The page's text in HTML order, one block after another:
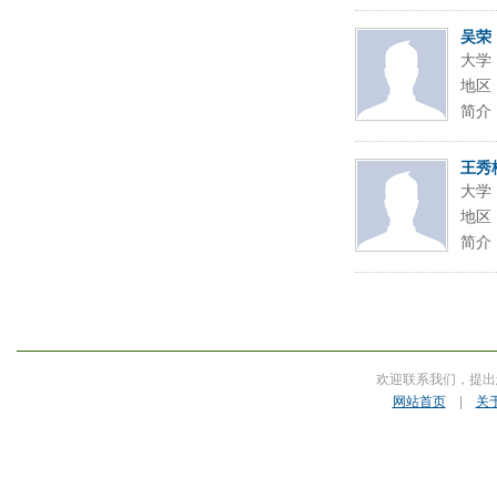
吴荣
大学
地区
简介
王秀
大学
地区
简介
欢迎联系我们，提
网站首页| 关